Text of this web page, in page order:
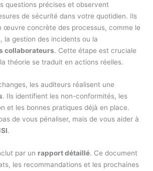
questions précises et observent
de sécurité dans votre quotidien. Ils
œuvre concrète des processus, comme le
la gestion des incidents ou la
collaborateurs. Cette étape est cruciale
la théorie se traduit en actions réelles.
les auditeurs réalisent une
. Ils identifient les non-conformités, les
et les bonnes pratiques déjà en place.
de vous pénaliser, mais de vous aider à
.
par un rapport détaillé. Ce document
les recommandations et les prochaines